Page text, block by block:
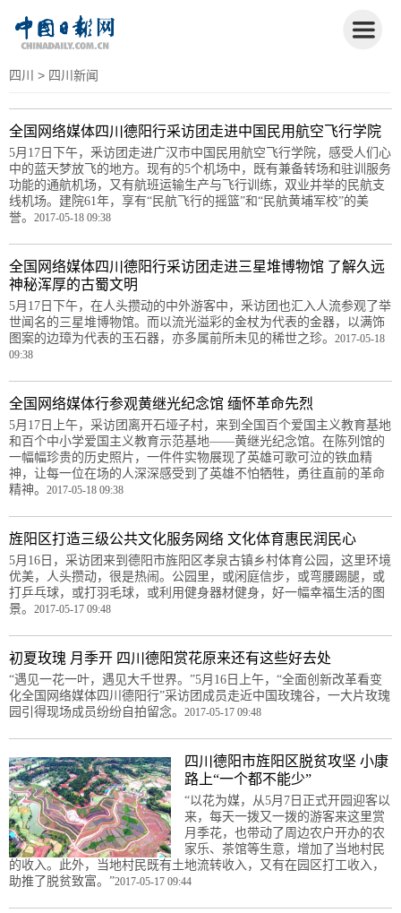
四川 > 四川新闻
全国网络媒体四川德阳行采访团走进中国民用航空飞行学院
5月17日下午，釆访团走进广汉市中国民用航空飞行学院，感受人们心
中的蓝天梦放飞的地方。现有的5个机场中，既有兼备转场和驻训服务
功能的通航机场，又有航班运输生产与飞行训练，双业并举的民航支
线机场。建院61年，享有“民航飞行的摇篮”和“民航黄埔军校”的美
誉。 2017-05-18 09:38
全国网络媒体四川德阳行采访团走进三星堆博物馆 了解久远
神秘浑厚的古蜀文明
5月17日下午，在人头攒动的中外游客中，釆访团也汇入人流参观了举
世闻名的三星堆博物馆。而以流光溢彩的金杖为代表的金器，以满饰
图案的边璋为代表的玉石器，亦多属前所未见的稀世之珍。 2017-05-18
09:38
全国网络媒体行参观黄继光纪念馆 缅怀革命先烈
5月17日上午，采访团离开石垭子村，来到全国百个爱国主义教育基地
和百个中小学爱国主义教育示范基地——黄继光纪念馆。在陈列馆的
一幅幅珍贵的历史照片，一件件实物展现了英雄可歌可泣的铁血精
神，让每一位在场的人深深感受到了英雄不怕牺牲，勇往直前的革命
精神。 2017-05-18 09:38
旌阳区打造三级公共文化服务网络 文化体育惠民润民心
5月16日，采访团来到德阳市旌阳区孝泉古镇乡村体育公园，这里环境
优美，人头攒动，很是热闹。公园里，或闲庭信步，或弯腰踢腿，或
打乒乓球，或打羽毛球，或利用健身器材健身，好一幅幸福生活的图
景。 2017-05-17 09:48
初夏玫瑰 月季开 四川德阳赏花原来还有这些好去处
“遇见一花一叶，遇见大千世界。”5月16日上午，“全面创新改革看变
化全国网络媒体四川德阳行”采访团成员走近中国玫瑰谷，一大片玫瑰
园引得现场成员纷纷自拍留念。 2017-05-17 09:48
四川德阳市旌阳区脱贫攻坚 小康
路上“一个都不能少”
“以花为媒，从5月7日正式开园迎客以
来，每天一拨又一拨的游客来这里赏
月季花，也带动了周边农户开办的农
家乐、茶馆等生意，增加了当地村民
的收入。此外，当地村民既有土地流转收入，又有在园区打工收入，
助推了脱贫致富。”2017-05-17 09:44